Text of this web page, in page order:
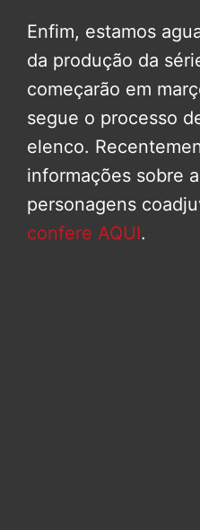
Enfim, estamos
da produção da
começarão em
segue o processo
elenco.
informações sobre
personagens
confere AQUI.